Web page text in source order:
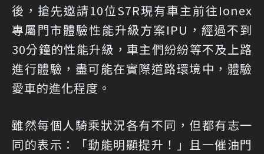
後，搶先邀請10位S7R現有車主前往Ionex
專屬門市體驗性能升級方案IPU，經過不到
30分鐘的性能升級，車主們紛紛等不及上路
進行體驗，盡可能在實際道路環境中，體驗
愛車的進化程度。
雖然每個人騎乘狀況各有不同，但都有志一
同的表示：「動能明顯提升！」且一催油門